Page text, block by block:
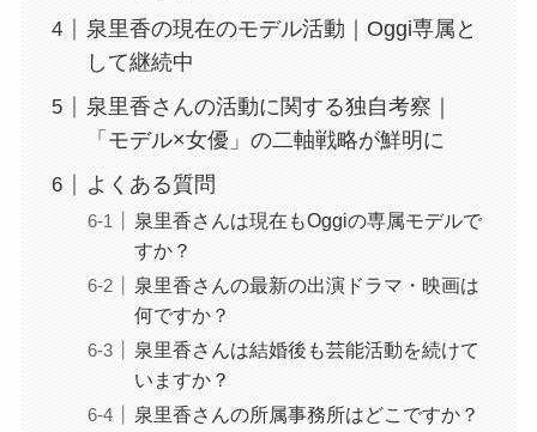
泉里香の現在のモデル活動｜Oggi専属と
して継続中
泉里香さんの活動に関する独自考察｜
「モデル×女優」の二軸戦略が鮮明に
よくある質問
泉里香さんは現在もOggiの専属モデルで
すか？
泉里香さんの最新の出演ドラマ・映画は
何ですか？
泉里香さんは結婚後も芸能活動を続けて
いますか？
泉里香さんの所属事務所はどこですか？